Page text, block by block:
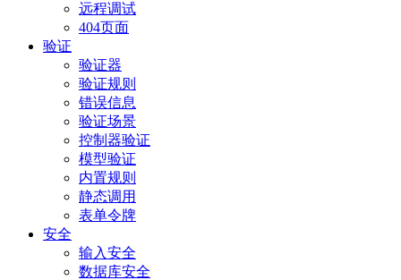
远程调试
404页面
验证
验证器
验证规则
错误信息
验证场景
控制器验证
模型验证
内置规则
静态调用
表单令牌
安全
输入安全
数据库安全